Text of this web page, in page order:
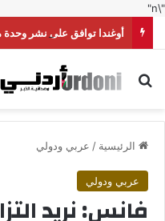
"\n"
أوغندا توافق على نشر
بحث عن
الرئيسية / عربي ودولي
عربي ودولي
فانس: نريد